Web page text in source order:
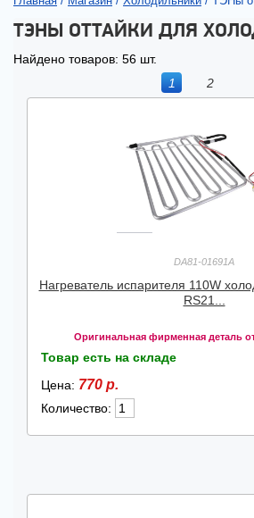
ТЭНЫ ОТТАЙКИ ДЛЯ
Найдено товаров: 56 шт.
1
2
DA81-01691A
Нагреватель испарителя 110W
RS21...
Оригинальная фирменная деталь
Товар есть на складе
Цена: 770 р.
Количество: